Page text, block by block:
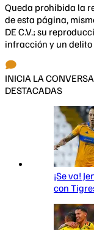
Queda prohibida la
de esta página,
DE C.V.; su
infracción y un
INICIA LA
DESTACADAS
¡Se va!
con